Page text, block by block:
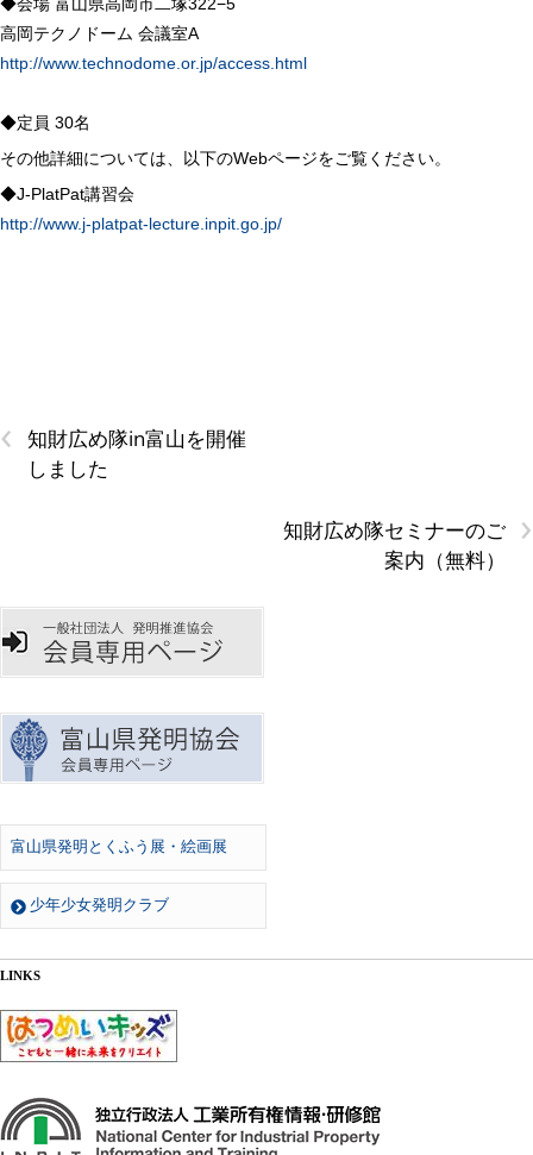
高岡テクノドーム 会議室A
http://www.technodome.or.jp/access.html
◆定員 30名
その他詳細については、以下のWebページをご覧ください。
◆J-PlatPat講習会
http://www.j-platpat-lecture.inpit.go.jp/
‹
知財広め隊in富山を開催
しました
›
知財広め隊セミナーのご
案内（無料）
富山県発明とくふう展・絵画展
少年少女発明クラブ
LINKS